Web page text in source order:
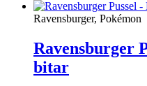
Ravensburger, Pokémon
Ravensburger
bitar